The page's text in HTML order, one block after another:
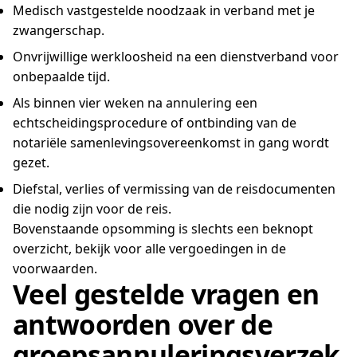
Medisch vastgestelde noodzaak in verband met je
zwangerschap.
Onvrijwillige werkloosheid na een dienstverband voor
onbepaalde tijd.
Als binnen vier weken na annulering een
echtscheidingsprocedure of ontbinding van de
notariële samenlevingsovereenkomst in gang wordt
gezet.
Diefstal, verlies of vermissing van de reisdocumenten
die nodig zijn voor de reis.
Bovenstaande opsomming is slechts een beknopt
overzicht, bekijk voor alle vergoedingen in de
voorwaarden.
Veel gestelde vragen en
antwoorden over de